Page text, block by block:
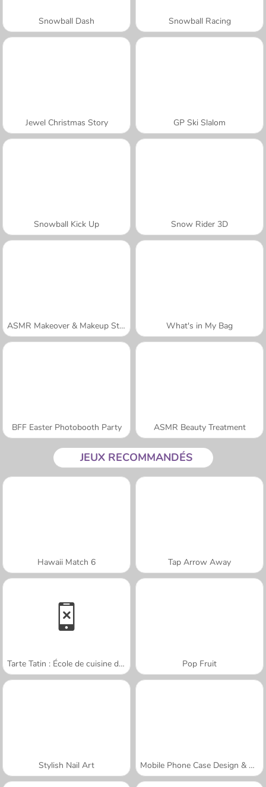
Snowball Dash Snowball Racing
Jewel Christmas Story GP Ski Slalom
Snowball Kick Up Snow Rider 3D
ASMR Makeover & Makeup Studio What's in My Bag
BFF Easter Photobooth Party ASMR Beauty Treatment
JEUX RECOMMANDÉS
Hawaii Match 6 Tap Arrow Away
Tarte Tatin : École de cuisine de Sara Pop Fruit
Stylish Nail Art Mobile Phone Case Design & DIY